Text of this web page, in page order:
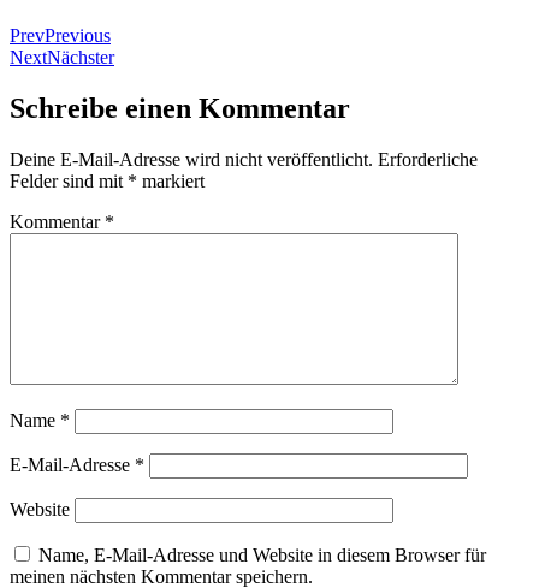
PrevPrevious
NextNächster
Schreibe einen Kommentar
Deine E-Mail-Adresse wird nicht veröffentlicht. Erforderliche
Felder sind mit * markiert
Kommentar *
Name *
E-Mail-Adresse *
Website
Name, E-Mail-Adresse und Website in diesem Browser für
meinen nächsten Kommentar speichern.